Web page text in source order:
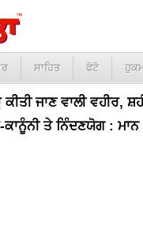
ਸਾਹਿਤ ਫੋਟੋ
ਜਾਣ ਵਾਲੀ ਵਹੀਰ,
ਤੇ ਨਿੰਦਣਯੋਗ : ਮਾਨ